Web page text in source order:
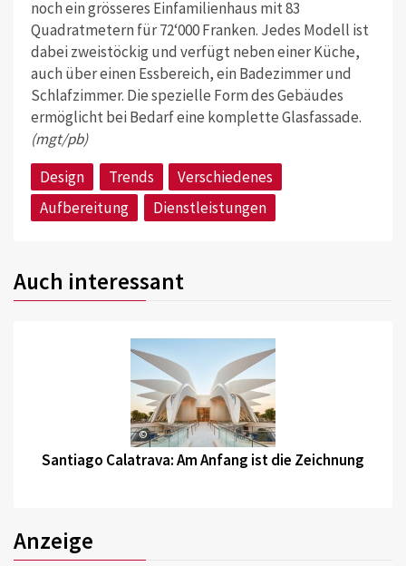
noch ein grösseres Einfamilienhaus mit 83
Quadratmetern für 72‘000 Franken. Jedes Modell ist
dabei zweistöckig und verfügt neben einer Küche,
auch über einen Essbereich, ein Badezimmer und
Schlafzimmer. Die spezielle Form des Gebäudes
ermöglicht bei Bedarf eine komplette Glasfassade.
(mgt/pb)
Design
Trends
Verschiedenes
Aufbereitung
Dienstleistungen
Auch interessant
©
Santiago Calatrava: Am Anfang ist die Zeichnung
Anzeige